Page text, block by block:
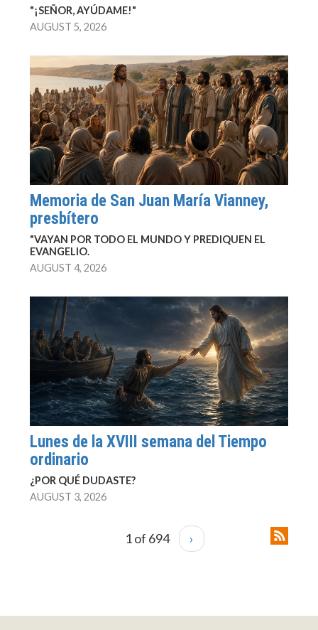
"¡SEÑOR, AYÚDAME!"
AUGUST 5, 2026
Memoria de San Juan María Vianney,
presbítero
"VAYAN POR TODO EL MUNDO Y PREDIQUEN EL
EVANGELIO.
AUGUST 4, 2026
Lunes de la XVIII semana del Tiempo
ordinario
¿POR QUÉ DUDASTE?
AUGUST 3, 2026
1 of 694 ›